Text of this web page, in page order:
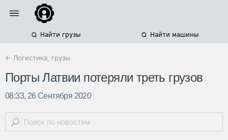
Найти грузы Найти машины
← Логистика, грузы
Порты Латвии потеряли треть грузов
08:33, 26 Сентября 2020